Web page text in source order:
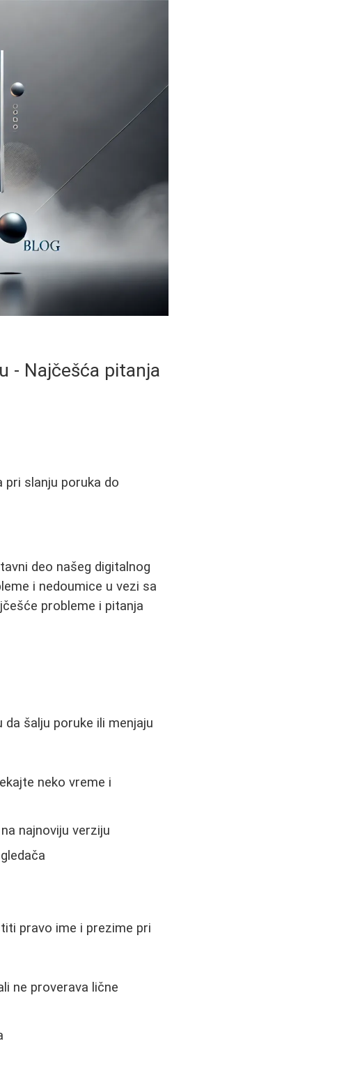
- Najčešća pitanja
pri slanju poruka do
deo našeg digitalnog
i nedoumice u vezi sa
probleme i pitanja
šalju poruke ili menjaju
neko vreme i
najnoviju verziju
pravo ime i prezime pri
ne proverava lične